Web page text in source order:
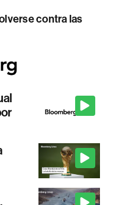
contra las